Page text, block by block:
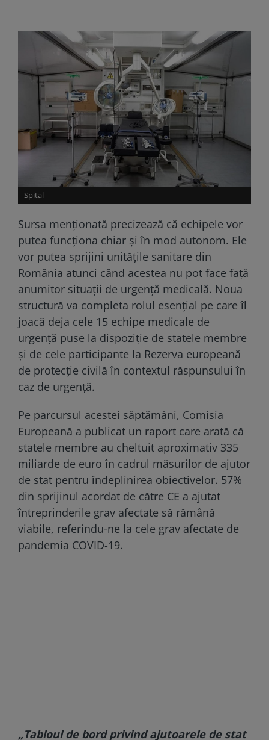
Spital
Sursa menționată precizează că echipele vor
putea funcționa chiar și în mod autonom. Ele
vor putea sprijini unitățile sanitare din
România atunci când acestea nu pot face față
anumitor situații de urgență medicală. Noua
structură va completa rolul esențial pe care îl
joacă deja cele 15 echipe medicale de
urgență puse la dispoziție de statele membre
și de cele participante la Rezerva europeană
de protecție civilă în contextul răspunsului în
caz de urgență.
Pe parcursul acestei săptămâni, Comisia
Europeană a publicat un raport care arată că
statele membre au cheltuit aproximativ 335
miliarde de euro în cadrul măsurilor de ajutor
de stat pentru îndeplinirea obiectivelor. 57%
din sprijinul acordat de către CE a ajutat
întreprinderile grav afectate să rămână
viabile, referindu-ne la cele grav afectate de
pandemia COVID-19.
„Tabloul de bord privind ajutoarele de stat